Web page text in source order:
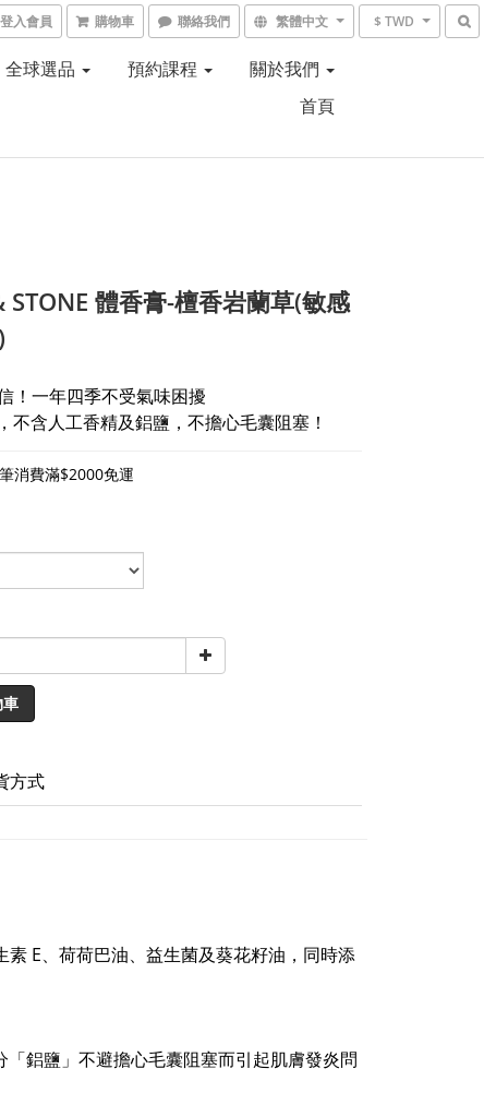
登入會員 購物車 聯絡我們 繁體中文 $ TWD
全球選品 預約課程
關於我們
首頁
STONE 體香膏-檀香岩蘭草(敏感
！一年四季不受氣味困擾
不含人工香精及鋁鹽，不擔心毛囊阻塞！
消費滿$2000免運
車
方式
E、荷荷巴油、益生菌及葵花籽油，同時添
鋁鹽」不避擔心毛囊阻塞而引起肌膚發炎問